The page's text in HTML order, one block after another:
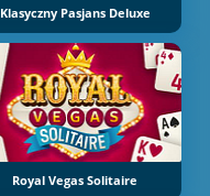
Klasyczny Pasjans Deluxe
Royal Vegas Solitaire